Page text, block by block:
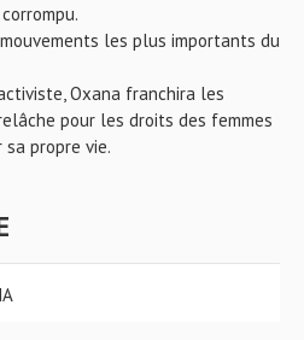
les plus importants du
Oxana franchira les
pour les droits des femmes
propre vie.